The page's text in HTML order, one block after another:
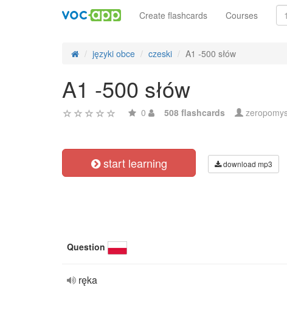
Create flashcards Courses
języki obce czeski A1 -500 słów
A1 -500 słów
0 508 flashcards
start learning download mp3
Question
ręka